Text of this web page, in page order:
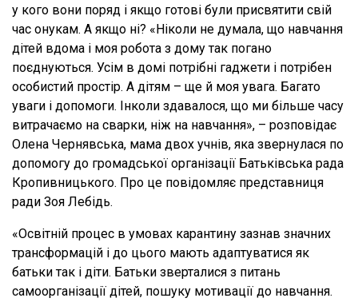
у кого вони поряд і якщо готові були присвятити свій
час онукам. А якщо ні? «Ніколи не думала, що навчання
дітей вдома і моя робота з дому так погано
поєднуються. Усім в домі потрібні гаджети і потрібен
особистий простір. А дітям – ще й моя увага. Багато
уваги і допомоги. Інколи здавалося, що ми більше часу
витрачаємо на сварки, ніж на навчання», – розповідає
Олена Чернявська, мама двох учнів, яка звернулася по
допомогу до громадської організації Батьківська рада
Кропивницького. Про це повідомляє представниця
ради Зоя Лебідь.
«Освітній процес в умовах карантину зазнав значних
трансформацій і до цього мають адаптуватися як
батьки так і діти. Батьки зверталися з питань
самоорганізації дітей, пошуку мотивації до навчання.